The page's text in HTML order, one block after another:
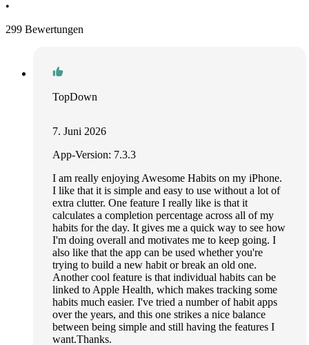
•
299 Bewertungen
TopDown
7. Juni 2026
App-Version: 7.3.3
I am really enjoying Awesome Habits on my iPhone.
I like that it is simple and easy to use without a lot of
extra clutter. One feature I really like is that it
calculates a completion percentage across all of my
habits for the day. It gives me a quick way to see how
I'm doing overall and motivates me to keep going. I
also like that the app can be used whether you're
trying to build a new habit or break an old one.
Another cool feature is that individual habits can be
linked to Apple Health, which makes tracking some
habits much easier. I've tried a number of habit apps
over the years, and this one strikes a nice balance
between being simple and still having the features I
want.Thanks.